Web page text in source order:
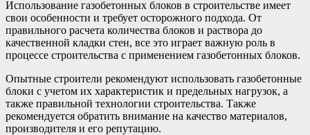
Использование газобетонных блоков в строительстве имеет
свои особенности и требует осторожного подхода. От
правильного расчета количества блоков и раствора до
качественной кладки стен, все это играет важную роль в
процессе строительства с применением газобетонных блоков.
Опытные строители рекомендуют использовать газобетонные
блоки с учетом их характеристик и предельных нагрузок, а
также правильной технологии строительства. Также
рекомендуется обратить внимание на качество материалов,
производителя и его репутацию.